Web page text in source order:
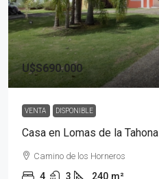
U$S690.000
VENTA DISPONIBLE
Casa en Lomas de la Tahona
Camino de los Horneros
4 3 240 m²